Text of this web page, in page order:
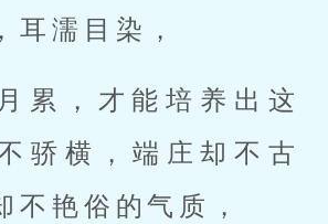
耳濡目染，
累，才能培养出这
骄横，端庄却不古
不艳俗的气质，